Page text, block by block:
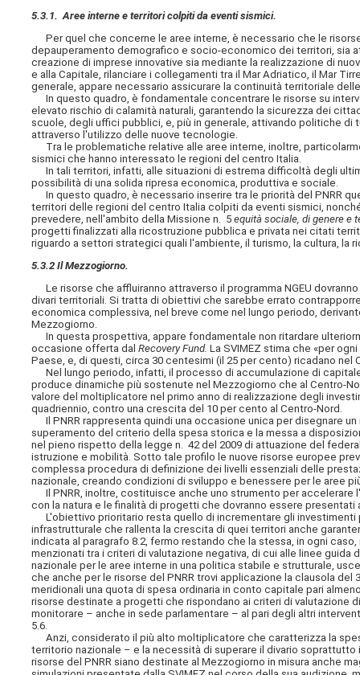
5.3.1. Aree interne e territori colpiti da eventi sismici.
Per quel che concerne le aree interne, è necessario che le
depauperamento demografico e socio-economico dei territori, sia
creazione di imprese innovative sia mediante la realizzazione di
e alla Capitale, rilanciare i collegamenti tra il Mar Adriatico, il Mar
generale, appare necessario assicurare la continuità territoriale
In questo quadro, è fondamentale concentrare le risorse su
elevato rischio di calamità naturali, garantendo la sicurezza dei
scuole, degli uffici pubblici, e, più in generale, attivando politiche
attraverso l'utilizzo delle nuove tecnologie.
Tra le problematiche relative alle aree interne, inoltre,
sismici che hanno interessato le regioni del centro Italia.
In tali territori, infatti, alle situazioni di estrema difficoltà degli
possibilità di una solida ripresa economica, produttiva e sociale.
In questo quadro, è necessario inserire tra le priorità del PNRR
territori delle regioni del centro Italia colpiti da eventi sismici,
prevedere, nell'ambito della Missione n. 5equità sociale, di genere e
progetti finalizzati alla ricostruzione pubblica e privata nei citati
riguardo a settori strategici quali l'ambiente, il turismo, la cultura, la
5.3.2 Il Mezzogiorno.
Le risorse che affluiranno attraverso il programma NGEU
divari territoriali. Si tratta di obiettivi che sarebbe errato
economica complessiva, nel breve come nel lungo periodo,
Mezzogiorno.
In questa prospettiva, appare fondamentale non ritardare
occasione offerta dalRecovery Fund. La SVIMEZ stima che «per
Paese, e, di questi, circa 30 centesimi (il 25 per cento) ricadano nel
Nel lungo periodo, infatti, il processo di accumulazione di
produce dinamiche più sostenute nel Mezzogiorno che al Centro-
valore del moltiplicatore nel primo anno di realizzazione degli
quadriennio, contro una crescita del 10 per cento al Centro-Nord.
Il PNRR rappresenta quindi una occasione unica per disegnare
superamento del criterio della spesa storica e la messa a
nel pieno rispetto della legge n. 42 del 2009 di attuazione del
istruzione e mobilità. Sotto tale profilo le nuove risorse europee
complessa procedura di definizione dei livelli essenziali delle
nazionale, creando condizioni di sviluppo e benessere per le aree
Il PNRR, inoltre, costituisce anche uno strumento per accelerare
con la natura e le finalità di progetti che dovranno essere presentati
L'obiettivo prioritario resta quello di incrementare gli investimenti
infrastrutturale che rallenta la crescita di quei territori anche
indicata al paragrafo 8.2, fermo restando che la stessa, in ogni
menzionati tra i criteri di valutazione negativa, di cui alle linee
nazionale per le aree interne in una politica stabile e strutturale,
che anche per le risorse del PNRR trovi applicazione la clausola
meridionali una quota di spesa ordinaria in conto capitale pari
risorse destinate a progetti che rispondano ai criteri di valutazione
monitorare – anche in sede parlamentare – al pari degli altri
5.6.
Anzi, considerato il più alto moltiplicatore che caratterizza la
territorio nazionale – e la necessità di superare il divario
risorse del PNRR siano destinate al Mezzogiorno in misura anche